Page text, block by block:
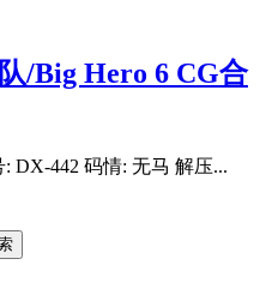
/Big Hero 6 CG合
DX-442 码情: 无马 解压...